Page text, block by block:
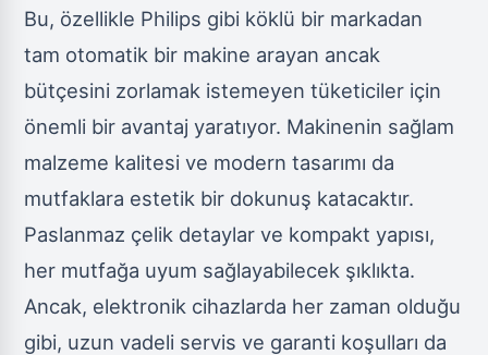
Bu, özellikle Philips gibi köklü bir markadan
tam otomatik bir makine arayan ancak
bütçesini zorlamak istemeyen tüketiciler için
önemli bir avantaj yaratıyor. Makinenin sağlam
malzeme kalitesi ve modern tasarımı da
mutfaklara estetik bir dokunuş katacaktır.
Paslanmaz çelik detaylar ve kompakt yapısı,
her mutfağa uyum sağlayabilecek şıklıkta.
Ancak, elektronik cihazlarda her zaman olduğu
gibi, uzun vadeli servis ve garanti koşulları da